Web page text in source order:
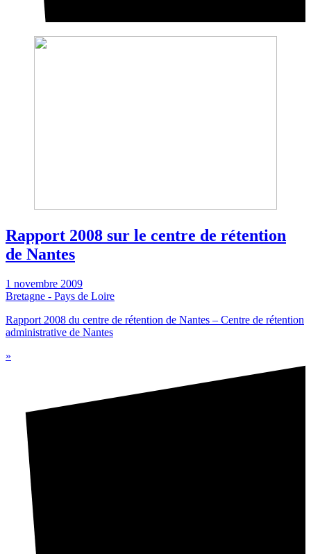
Rapport 2008 sur le centre de rétention
de Nantes
1 novembre 2009
Bretagne - Pays de Loire
Rapport 2008 du centre de rétention de Nantes – Centre de rétention
administrative de Nantes
»